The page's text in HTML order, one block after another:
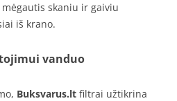
skaniu ir gaiviu
iš krano.
vanduo
Buksvarus.lt filtrai užtikrina